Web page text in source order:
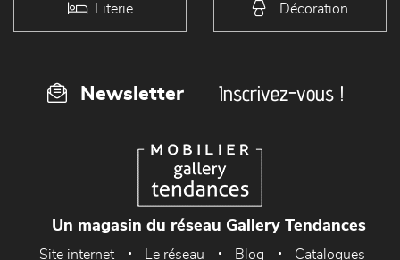
Literie Décoration
Newsletter Inscrivez-vous !
Un magasin du réseau Gallery Tendances
Site internet Le réseau Blog Catalogues